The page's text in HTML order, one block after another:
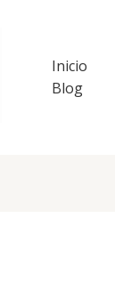
Inicio
Blog